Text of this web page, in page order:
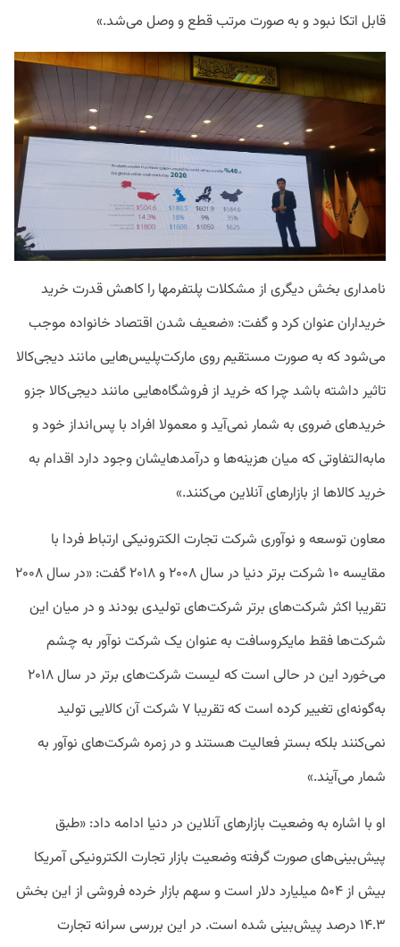
قابل اتکا نبود و به صورت مرتب قطع و وصل می‌شد.»
نامداری بخش دیگری از مشکلات پلتفرمها را کاهش قدرت خرید
خریداران عنوان کرد و گفت: «ضعیف شدن اقتصاد خانواده موجب
می‌شود که به صورت مستقیم روی مارکت‌پلیس‌هایی مانند دیجی‌کالا
تاثیر داشته باشد چرا که خرید از فروشگاه‌هایی مانند دیجی‌کالا جزو
خریدهای ضروی به شمار نمی‌آید و معمولا افراد با پس‌انداز خود و
مابه‌التفاوتی که میان هزینه‌ها و درآمدهایشان وجود دارد اقدام به
خرید کالاها از بازارهای آنلاین می‌کنند.»
معاون توسعه و نوآوری شرکت تجارت الکترونیکی ارتباط فردا با
مقایسه ۱۰ شرکت برتر دنیا در سال ۲۰۰۸ و ۲۰۱۸ گفت: «در سال ۲۰۰۸
تقریبا اکثر شرکت‌های برتر شرکت‌های تولیدی بودند و در میان این
شرکت‌ها فقط مایکروسافت به عنوان یک شرکت نوآور به چشم
می‌خورد این در حالی است که لیست شرکت‌های برتر در سال ۲۰۱۸
به‌گونه‌ای تغییر کرده است که تقریبا ۷ شرکت آن کالایی تولید
نمی‌کنند بلکه بستر فعالیت هستند و در زمره شرکت‌های نوآور به
شمار می‌آیند.»
او با اشاره به وضعیت بازارهای آنلاین در دنیا ادامه داد: «طبق
پیش‌بینی‌های صورت گرفته وضعیت بازار تجارت الکترونیکی آمریکا
بیش از ۵۰۴ میلیارد دلار است و سهم بازار خرده فروشی از این بخش
۱۴.۳ درصد پیش‌بینی شده است. در این بررسی‌ سرانه تجارت